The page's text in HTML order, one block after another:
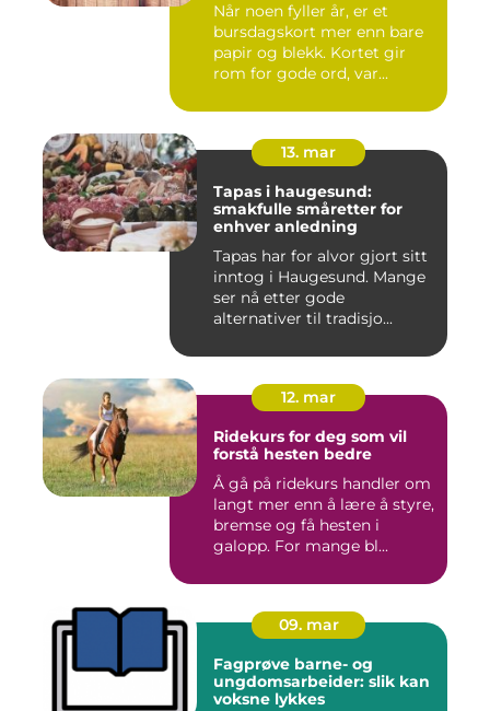
Når noen fyller år, er et
bursdagskort mer enn bare
papir og blekk. Kortet gir
rom for gode ord, var...
13. mar
Tapas i haugesund:
smakfulle småretter for
enhver anledning
Tapas har for alvor gjort sitt
inntog i Haugesund. Mange
ser nå etter gode
alternativer til tradisjo...
12. mar
Ridekurs for deg som vil
forstå hesten bedre
Å gå på ridekurs handler om
langt mer enn å lære å styre,
bremse og få hesten i
galopp. For mange bl...
09. mar
Fagprøve barne- og
ungdomsarbeider: slik kan
voksne lykkes